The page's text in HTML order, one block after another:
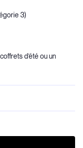
3)
d’été ou un